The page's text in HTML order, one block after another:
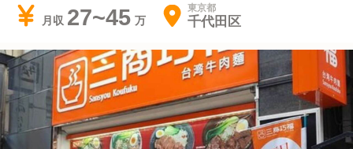
月収 27~45 東京都
千代田区